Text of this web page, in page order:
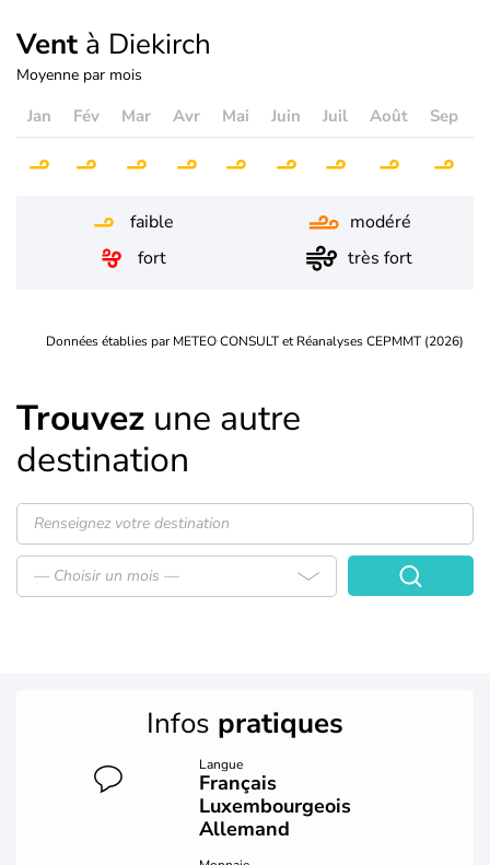
Vent à Diekirch
Moyenne par mois
Jan Fév Mar Avr Mai Juin Juil Août Sep
faible
modéré
fort
très fort
Données établies par METEO CONSULT et Réanalyses CEPMMT (2026)
Trouvez une autre
destination
— Choisir un mois —
Infos pratiques
Langue
Français
Luxembourgeois
Allemand